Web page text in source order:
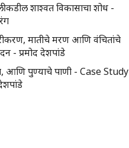
शाश्वत विकासाचा शोध -
मातीचे मरण आणि वंचितांचे
- प्रमोद देशपांडे
आणि पुण्याचे पाणी - Case Study